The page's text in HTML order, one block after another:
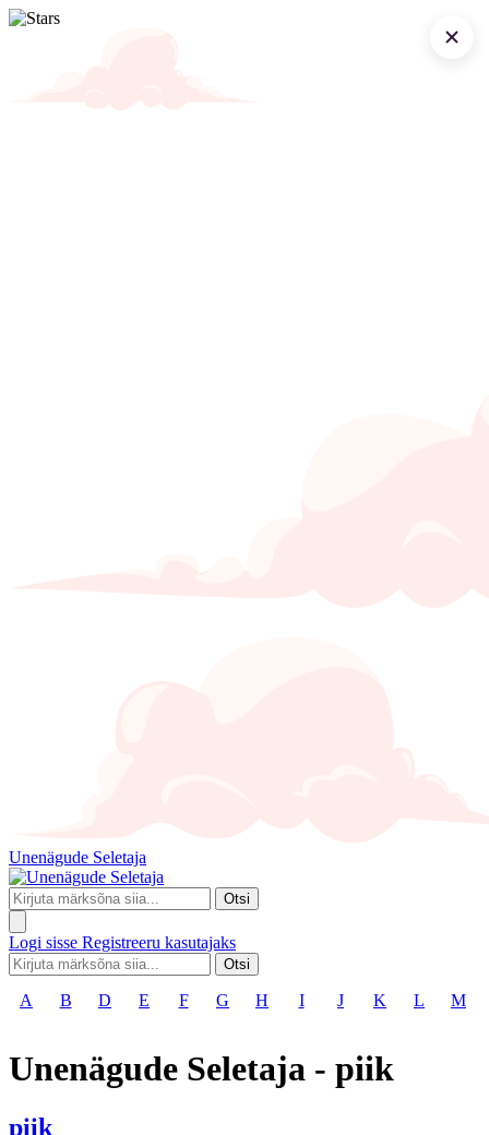
Unenägude Seletaja
Otsi
Logi sisse Registreeru kasutajaks
Otsi
A B D E F G H I J K L M
Unenägude Seletaja - piik
piik